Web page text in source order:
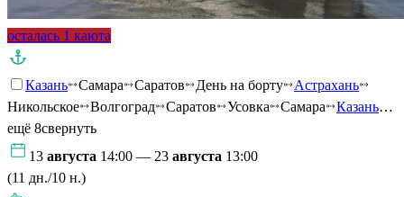
осталась 1 каюта
Казань Самара Саратов День на борту
Астрахань
Никольское
Волгоград Саратов Усовка Самара Казань…
ещё 8свернуть
13 августа 14:00 — 23 августа 13:00
(11 дн./10 н.)